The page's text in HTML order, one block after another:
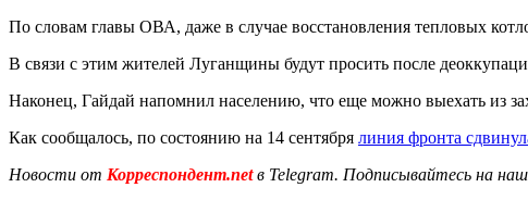
По словам главы ОВА, даже в случае восстановления тепловых
В связи с этим жителей Луганщины будут просить после
Наконец, Гайдай напомнил населению, что еще можно выехать из
Как сообщалось, по состоянию на 14 сентября линия фронта
Новости от Корреспондент.netв Telegram. Подписывайтесь на